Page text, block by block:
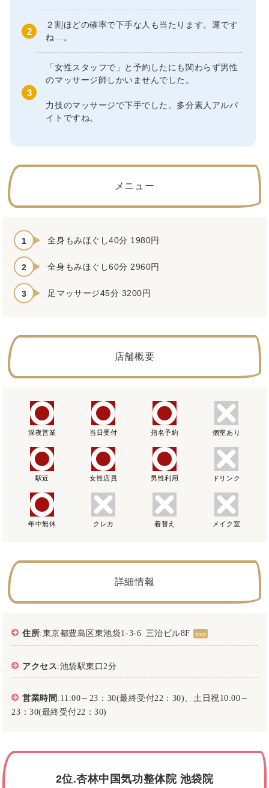
２割ほどの確率で下手な人も当たります。運です
ね…。
「女性スタッフで」と予約したにも関わらず男性
のマッサージ師しかいませんでした。
力技のマッサージで下手でした。多分素人アルバ
イトですね。
メニュー
全身もみほぐし40分 1980円
全身もみほぐし60分 2960円
足マッサージ45分 3200円
店舗概要
深夜営業 当日受付 指名予約 個室あり
駅近 女性店員 男性利用 ドリンク
年中無休 クレカ 着替え メイク室
詳細情報
住所:東京都豊島区東池袋1-3-6 三治ビル8F map
アクセス :池袋駅東口2分
営業時間 :11:00～23：30(最終受付22：30)、土日祝10:00～
23：30(最終受付22：30)
2位.杏林中国気功整体院 池袋院